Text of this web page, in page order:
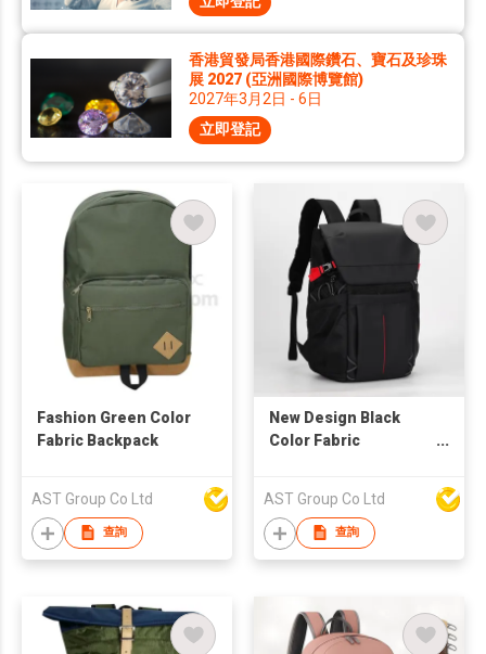
香港貿發局香港國際鑽石、寶石及珍珠
展 2027 (亞洲國際博覽館)
2027年3月2日 - 6日
立即登記
Fashion Green Color
Fabric Backpack
AST Group Co Ltd
查詢
New Design Black
Color Fabric
AST Group Co Ltd
查詢